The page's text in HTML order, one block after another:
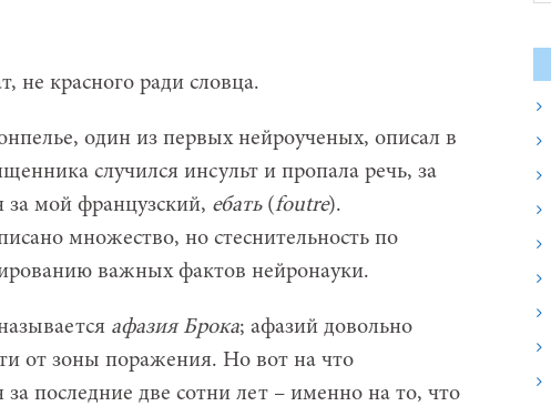
не красного ради словца.
один из первых нейроученых, описал в
случился инсульт и пропала речь, за
мой французский, ебать(foutre).
множество, но стеснительность по
важных фактов нейронауки.
афазия Брока; афазий довольно
от зоны поражения. Но вот на что
последние две сотни лет – именно на то, что